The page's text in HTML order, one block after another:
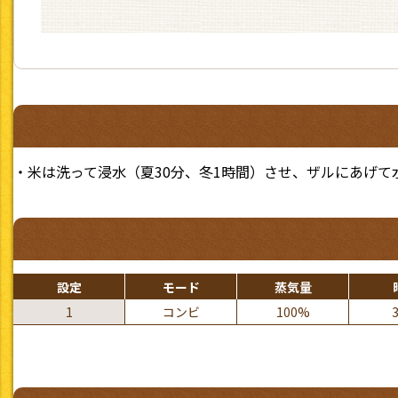
・米は洗って浸水（夏30分、冬1時間）させ、ザルにあげ
設定 モード 蒸気量
1
コンビ 100%